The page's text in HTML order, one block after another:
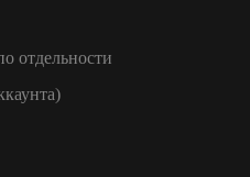
отдельности